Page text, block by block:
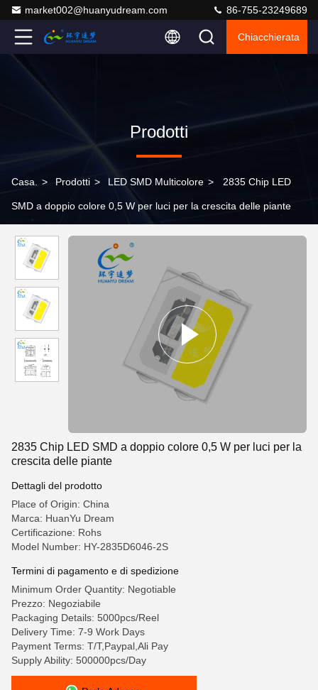
market002@huanyudream.com 86-755-23249689
Chiacchierata
Prodotti
Casa. > Prodotti > LED SMD Multicolore > 2835 Chip LED
SMD a doppio colore 0,5 W per luci per la crescita delle piante
2835 Chip LED SMD a doppio colore 0,5 W per luci per la
crescita delle piante
Dettagli del prodotto
Place of Origin: China
Marca: HuanYu Dream
Certificazione: Rohs
Model Number: HY-2835D6046-2S
Termini di pagamento e di spedizione
Minimum Order Quantity: Negotiable
Prezzo: Negoziabile
Packaging Details: 5000pcs/Reel
Delivery Time: 7-9 Work Days
Payment Terms: T/T,Paypal,Ali Pay
Supply Ability: 500000pcs/Day